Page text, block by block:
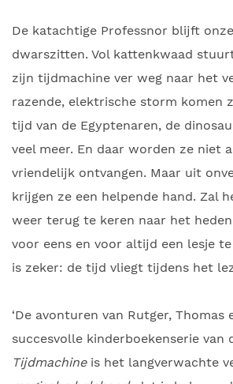
De katachtige Professnor blijft
dwarszitten. Vol kattenkwaad
zijn tijdmachine ver weg naar het
razende, elektrische storm komen
tijd van de Egyptenaren, de
veel meer. En daar worden ze niet
vriendelijk ontvangen. Maar uit
krijgen ze een helpende hand. Zal
weer terug te keren naar het
voor eens en voor altijd een lesje
is zeker: de tijd vliegt tijdens het
‘De avonturen van Rutger, Thomas
succesvolle kinderboekenserie van
Tijdmachineis het langverwachte